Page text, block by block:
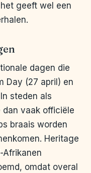
geeft wel een
dagen die
Day (27 april) en
steden als
dan vaak officiële
braais worden
Heritage
Afrikanen
omdat overal